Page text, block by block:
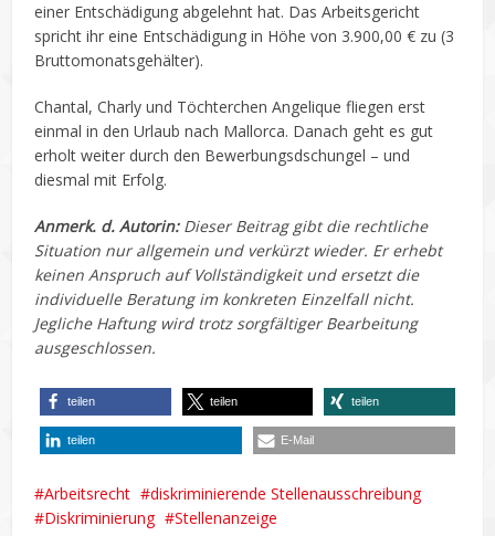
einer Entschädigung abgelehnt hat. Das Arbeitsgericht
spricht ihr eine Entschädigung in Höhe von 3.900,00 € zu (3
Bruttomonatsgehälter).
Chantal, Charly und Töchterchen Angelique fliegen erst
einmal in den Urlaub nach Mallorca. Danach geht es gut
erholt weiter durch den Bewerbungsdschungel – und
diesmal mit Erfolg.
Anmerk. d. Autorin:Dieser Beitrag gibt die rechtliche
Situation nur allgemein und verkürzt wieder. Er erhebt
keinen Anspruch auf Vollständigkeit und ersetzt die
individuelle Beratung im konkreten Einzelfall nicht.
Jegliche Haftung wird trotz sorgfältiger Bearbeitung
ausgeschlossen.
teilen teilen teilen
teilen E-Mail
Arbeitsrecht
diskriminierende Stellenausschreibung
Diskriminierung
Stellenanzeige